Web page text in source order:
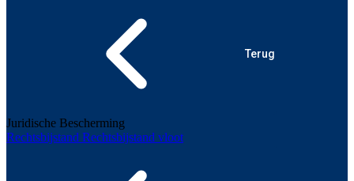
Terug
Juridische Bescherming
Rechtsbijstand Rechtsbijstand vloot